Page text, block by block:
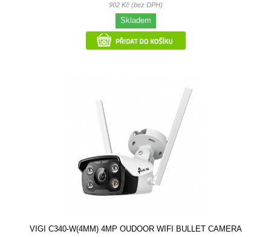
902 Kč (bez DPH)
Skladem
VIGI C340-W(4MM) 4MP OUDOOR WIFI BULLET CAMERA